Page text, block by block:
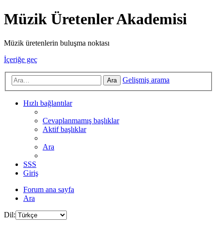
Müzik Üretenler Akademisi
Müzik üretenlerin buluşma noktası
İçeriğe geç
Ara Gelişmiş arama
Hızlı bağlantılar
Cevaplanmamış başlıklar
Aktif başlıklar
Ara
SSS
Giriş
Forum ana sayfa
Ara
Dil: